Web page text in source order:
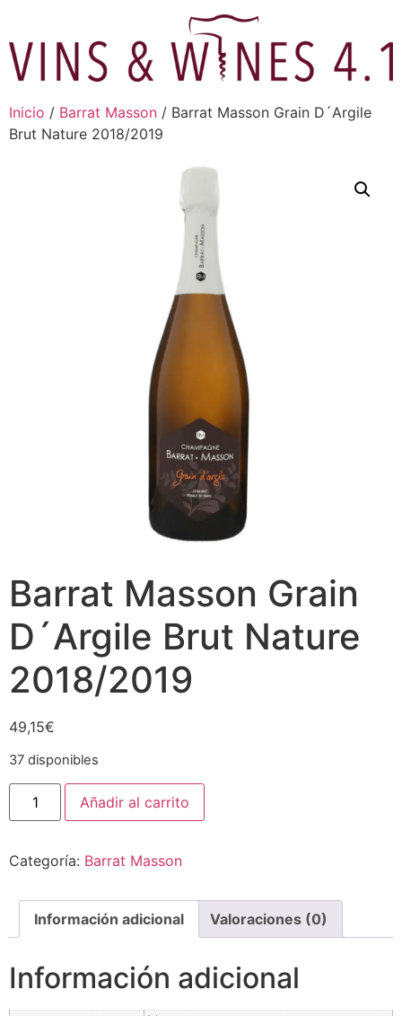
contenido
Inicio / Barrat Masson / Barrat Masson Grain D´Argile
Brut Nature 2018/2019
Barrat Masson Grain
D´Argile Brut Nature
2018/2019
49,15€
37 disponibles
Barrat
Masson
Grain
Brut
Nature
cantidad
Añadir al carrito
Categoría: Barrat Masson
Información adicional Valoraciones (0)
Información adicional